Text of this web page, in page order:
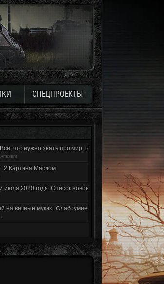
СПЕЦПРОЕКТЫ
что нужно знать про мир, геймплей и сюжет | Разбор
2 Картина Маслом
июля 2020 года. Список нововведений
на вечные муки». Слабоумие и отвага